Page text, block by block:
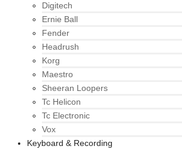
Digitech
Ernie Ball
Fender
Headrush
Korg
Maestro
Sheeran Loopers
Tc Helicon
Tc Electronic
Vox
Keyboard & Recording